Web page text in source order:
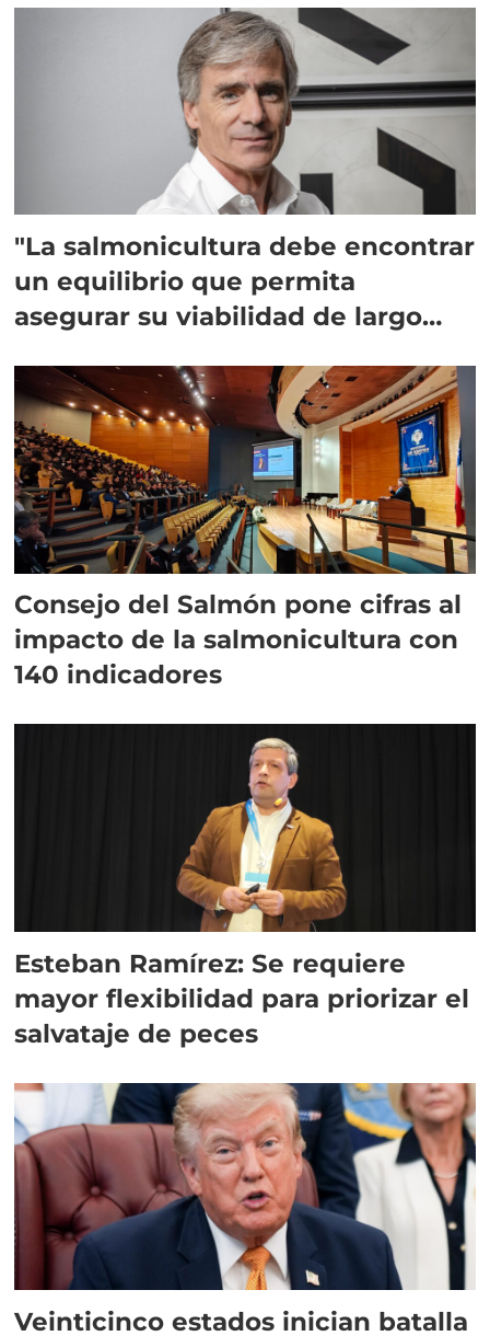
"La salmonicultura debe encontrar
un equilibrio que permita
asegurar su viabilidad de largo
Consejo del Salmón pone cifras al
impacto de la salmonicultura con
140 indicadores
Esteban Ramírez: Se requiere
mayor flexibilidad para priorizar el
salvataje de peces
Veinticinco estados inician batalla